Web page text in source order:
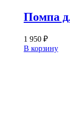
Помпа
1 950 ₽
В корзину